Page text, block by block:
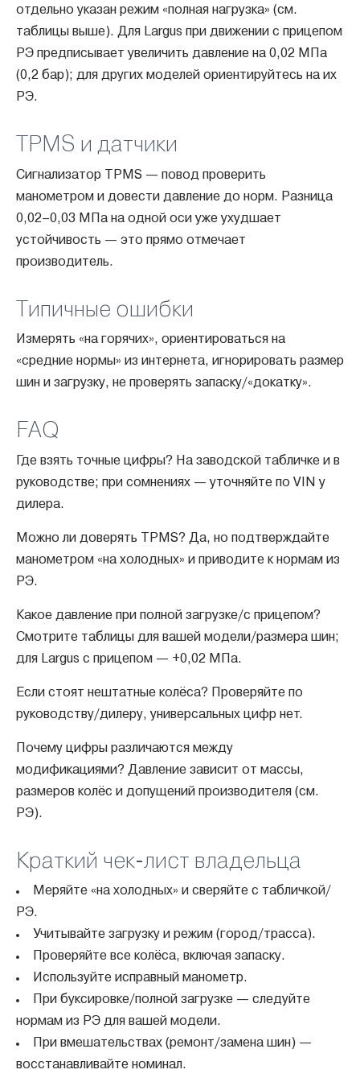
отдельно указан режим «полная нагрузка» (см.
таблицы выше). Для Largus при движении с прицепом
РЭ предписывает увеличить давление на 0,02 МПа
(0,2 бар); для других моделей ориентируйтесь на их
РЭ.
TPMS и датчики
Сигнализатор TPMS — повод проверить
манометром и довести давление до норм. Разница
0,02–0,03 МПа на одной оси уже ухудшает
устойчивость — это прямо отмечает
производитель.
Типичные ошибки
Измерять «на горячих», ориентироваться на
«средние нормы» из интернета, игнорировать размер
шин и загрузку, не проверять запаску/«докатку».
FAQ
Где взять точные цифры? На заводской табличке и в
руководстве; при сомнениях — уточняйте по VIN у
дилера.
Можно ли доверять TPMS? Да, но подтверждайте
манометром «на холодных» и приводите к нормам из
РЭ.
Какое давление при полной загрузке/с прицепом?
Смотрите таблицы для вашей модели/размера шин;
для Largus с прицепом — +0,02 МПа.
Если стоят нештатные колёса? Проверяйте по
руководству/дилеру, универсальных цифр нет.
Почему цифры различаются между
модификациями? Давление зависит от массы,
размеров колёс и допущений производителя (см.
РЭ).
Краткий чек-лист владельца
Меряйте «на холодных» и сверяйте с табличкой/
РЭ.
Учитывайте загрузку и режим (город/трасса).
Проверяйте все колёса, включая запаску.
Используйте исправный манометр.
При буксировке/полной загрузке — следуйте
нормам из РЭ для вашей модели.
При вмешательствах (ремонт/замена шин) —
восстанавливайте номинал.